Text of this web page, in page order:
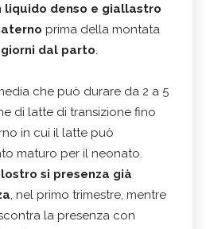
liquido denso e giallastro
prima della montata
dal parto.
che può durare da 2 a 5
di latte di transizione fino
in cui il latte può
maturo per il neonato.
si presenza già
, nel primo trimestre, mentre
la presenza con